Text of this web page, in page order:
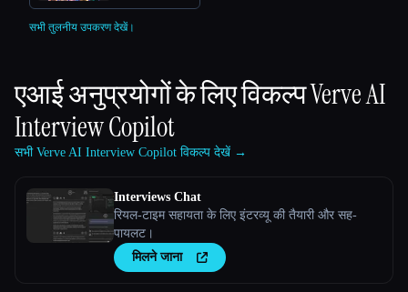
सभी तुलनीय उपकरण देखें।
एआई अनुप्रयोगों के लिए विकल्पVerve AI
Interview Copilot
सभी Verve AI Interview Copilot विकल्प देखें →
Interviews Chat
रियल-टाइम सहायता के लिए इंटरव्यू की तैयारी और सह-
पायलट।
मिलने जाना